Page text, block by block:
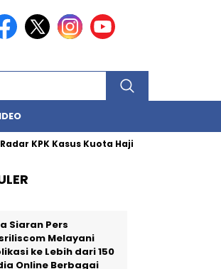
Kasus Kuota Haji Lewotobi Meletus 5
Siaran Pers
Melayani
ke Lebih dari 150
Online Berbagai